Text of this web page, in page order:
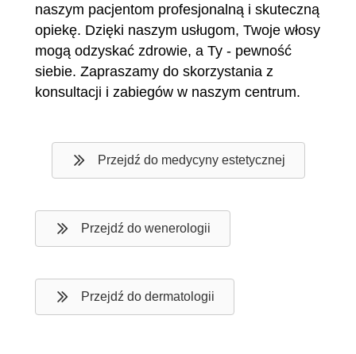
naszym pacjentom profesjonalną i skuteczną
opiekę. Dzięki naszym usługom, Twoje włosy
mogą odzyskać zdrowie, a Ty - pewność
siebie. Zapraszamy do skorzystania z
konsultacji i zabiegów w naszym centrum.
Przejdź do medycyny estetycznej
Przejdź do wenerologii
Przejdź do dermatologii